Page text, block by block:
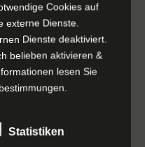
Cookies auf
externe Dienste.
Dienste deaktiviert.
belieben aktivieren &
lesen Sie
Statistiken